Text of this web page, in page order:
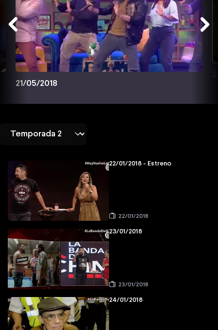
21/05/2018
22/01/2018 - Estreno
22/01/2018
23/01/2018
23/01/2018
24/01/2018